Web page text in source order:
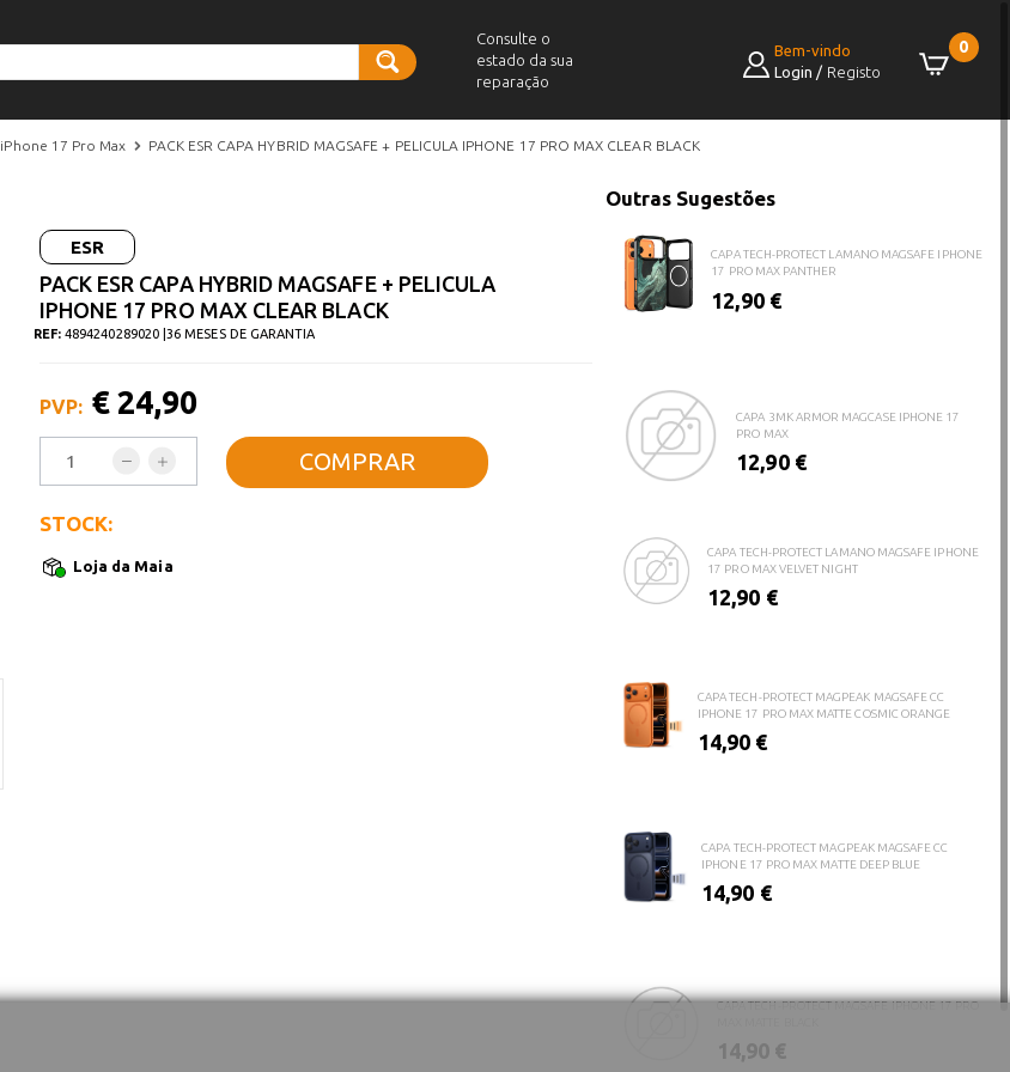
Consulte o
estado da sua
reparação
0
Bem-vindo
Login / Registo
iPhone 17 Pro Max PACK ESR CAPA HYBRID MAGSAFE + PELICULA IPHONE 17 PRO MAX CLEAR BLACK
ESR
PACK ESR CAPA HYBRID MAGSAFE + PELICULA
IPHONE 17 PRO MAX CLEAR BLACK
REF: 4894240289020 |36 MESES DE GARANTIA
PVP: € 24,90
COMPRAR
STOCK:
Loja da Maia
Outras Sugestões
17 PRO MAX LEOPARD
CAPA TECH-PROTECT LAMANO MAGSAFE IPHONE
17 PRO MAX PANTHER
12,90 €
CAPA 3MK ARMOR MAGCASE IPHONE 17
PRO MAX
12,90 €
CAPA TECH-PROTECT LAMANO MAGSAFE IPHONE
17 PRO MAX VELVET NIGHT
12,90 €
CAPA TECH-PROTECT MAGPEAK MAGSAFE CC
IPHONE 17 PRO MAX MATTE COSMIC ORANGE
14,90 €
CAPA TECH-PROTECT MAGPEAK MAGSAFE CC
IPHONE 17 PRO MAX MATTE DEEP BLUE
14,90 €
CAPA TECH-PROTECT MAGSAFE IPHONE 17 PRO
14,90 €